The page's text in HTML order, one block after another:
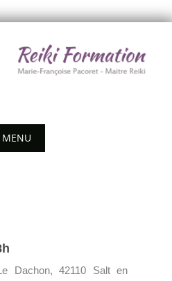
MENU
Dachon, 42110 Salt en